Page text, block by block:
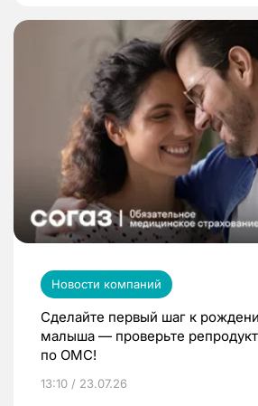
Новости компаний
Сделайте первый шаг к
малыша — проверьте
по ОМС!
13:10 / 23.07.26